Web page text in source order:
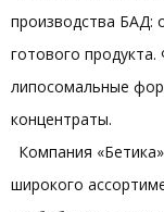
производства БАД:
готового
липосомальные
концентраты.
Компания
широкого